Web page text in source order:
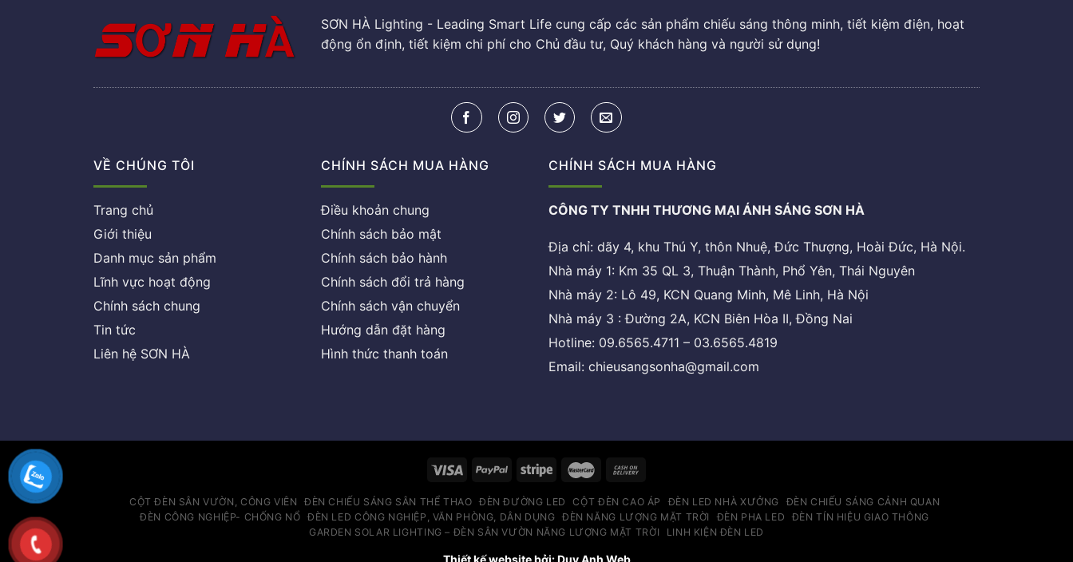
SƠN HÀ Lighting - Leading Smart Life cung cấp các sản phẩm chiếu sáng thông minh, tiết kiệm điện, hoạt
động ổn định, tiết kiệm chi phí cho Chủ đầu tư, Quý khách hàng và người sử dụng!
VỀ CHÚNG TÔI
Trang chủ
Giới thiệu
Danh mục sản phẩm
Lĩnh vực hoạt động
Chính sách chung
Tin tức
Liên hệ SƠN HÀ
CHÍNH SÁCH MUA HÀNG
Điều khoản chung
Chính sách bảo mật
Chính sách bảo hành
Chính sách đổi trả hàng
Chính sách vận chuyển
Hướng dẫn đặt hàng
Hình thức thanh toán
CHÍNH SÁCH MUA HÀNG
CÔNG TY TNHH THƯƠNG MẠI ÁNH SÁNG SƠN HÀ
Địa chỉ: dãy 4, khu Thú Y, thôn Nhuệ, Đức Thượng, Hoài Đức, Hà Nội.
Nhà máy 1: Km 35 QL 3, Thuận Thành, Phổ Yên, Thái Nguyên
Nhà máy 2: Lô 49, KCN Quang Minh, Mê Linh, Hà Nội
Nhà máy 3 : Đường 2A, KCN Biên Hòa II, Đồng Nai
Hotline: 09.6565.4711 – 03.6565.4819
Email: chieusangsonha@gmail.com
CỘT ĐÈN SÂN VƯỜN, CÔNG VIÊN ĐÈN CHIẾU SÁNG SÂN THỂ THAO ĐÈN ĐƯỜNG LED CỘT ĐÈN CAO ÁP ĐÈN LED NHÀ XƯỞNG
ĐÈN CHIẾU SÁNG CẢNH QUAN
ĐÈN CÔNG NGHIỆP- CHỐNG NỔ ĐÈN LED CÔNG NGHIỆP, VĂN PHÒNG, DÂN DỤNG ĐÈN NĂNG LƯỢNG MẶT TRỜI ĐÈN PHA LED
ĐÈN TÍN HIỆU GIAO THÔNG
GARDEN SOLAR LIGHTING – ĐÈN SÂN VƯỜN NĂNG LƯỢNG MẶT TRỜI
LINH KIỆN ĐÈN LED
Thiết kế website bởi: Duy Anh Web